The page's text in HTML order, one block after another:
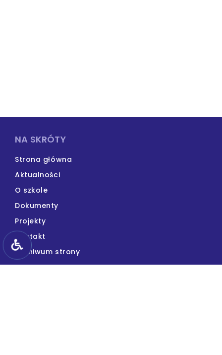
NA SKRÓTY
Strona główna
Aktualności
O szkole
Dokumenty
Projekty
Kontakt
Archiwum strony